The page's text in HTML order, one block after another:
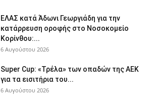
ΕΛΑΣ κατά Άδωνι Γεωργιάδη για την
κατάρρευση οροφής στο Νοσοκομείο
Κορίνθου:...
6 Αυγούστου 2026
Super Cup: «Τρέλα» των οπαδών της ΑΕΚ
για τα εισιτήρια του...
6 Αυγούστου 2026